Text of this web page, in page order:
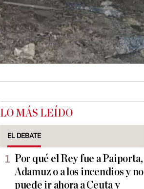
LO MÁS LEÍDO
EL DEBATE
Por qué el Rey fue a Paiporta,
Adamuz o a los incendios y no
puede ir ahora a Ceuta y